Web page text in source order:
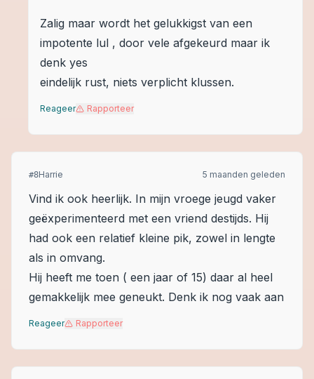
Zalig maar wordt het gelukkigst van een
impotente lul , door vele afgekeurd maar ik
denk yes
eindelijk rust, niets verplicht klussen.
Reageer Rapporteer
#8Harrie 5 maanden geleden
Vind ik ook heerlijk. In mijn vroege jeugd vaker
geëxperimenteerd met een vriend destijds. Hij
had ook een relatief kleine pik, zowel in lengte
als in omvang.
Hij heeft me toen ( een jaar of 15) daar al heel
gemakkelijk mee geneukt. Denk ik nog vaak aan
Reageer Rapporteer